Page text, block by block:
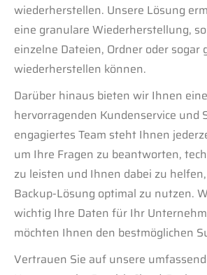
wiederherstellen. Unsere Lösung
eine granulare Wiederherstellung,
einzelne Dateien, Ordner oder sogar
wiederherstellen können.
Darüber hinaus bieten wir Ihnen
hervorragenden Kundenservice und
engagiertes Team steht Ihnen
um Ihre Fragen zu beantworten,
zu leisten und Ihnen dabei zu
Backup-Lösung optimal zu nutzen.
wichtig Ihre Daten für Ihr
möchten Ihnen den bestmöglichen
Vertrauen Sie auf unsere